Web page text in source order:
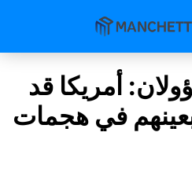
أمريكا قد
في هجمات